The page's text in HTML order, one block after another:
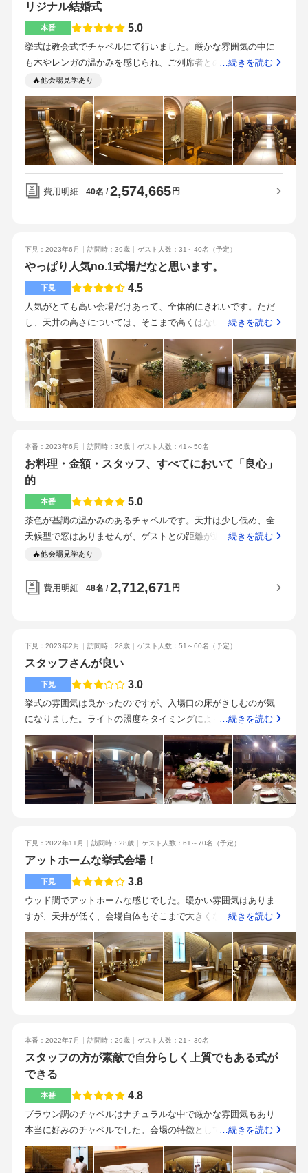
かりしており、予算とイメージを伝えれば可能な限り予算内に
収めてくれると思います。見積もりと実際の内容になるべく齟
が大切だと思います。こぢんまりとした、料理や雰囲気にこだ
リジナル結婚式
本番 5.0
挙式は教会式でチャペルにて行いました。厳かな雰囲気の中に
も木やレンガの温かみを感じられ、ご列席者との距離も近くて
アットホームなところが気に入りました。バージンロードに映
る様子も写真におさめられてとても素敵でした。披露宴会場に
選んだ万里は、ブラウンをベースにシックで落ち着いた雰囲気
でした。装花やテーブルテーブルコーディネートを白とブルー
系でまとめ、ご列席者へのサプライズとして持ち込みした箸置
きや写真立て等を座席に設置していただくこともでき、イメー
ジ通りの会場にしていただきました。当初の見積もりをご作成
いただく時点で、自分たちの要望をしっかりとヒアリングして
デザイン料・ライティングショー機材料・衣裳のブランド料お
よび差額料・1時間早めのお仕度料・引出物の1人当たりの金額
を増額・内祝い手配分の増額などまた、持ち込みによる増額は
カメラマン20,000円のみで、ペーパーアイテムやムービーの持
ち込み料はかかりませんでした。以下、値下がりした項目で
持ち込み45,000円減額・ムービーの持ち込み70,000円減額・新
郎のウイングカラーの持ち込み12,000円減額また、以下の特典
もありました。・スクリーンとプロジェクターにかかる費用
は、ホテル内でムービーを注文すると50%引き。・ライティン
ネiのコースを軸にスープ・ソルベ・お魚を別のコースのものと
差し替え、試食会にて実際にいただいたメニューの中から自分
たち好みの内容に変更しました。ご列席者からもお料理が本当
み物はウェルカムドリンクも披露宴にてご提供いただけるた
め、ベーシックのメニューで十分かと思います。jr線と地下鉄を
利用でき、飯田橋駅と水道橋駅の2駅が最寄駅となるため、各方
面のご列席者からもアクセスは良いです。大通りから中に入っ
たところにあるため、周りが静かなところも良いと思います。
スタッフさんが素晴らしいの一言に尽きます。フェアにてご対
でしたが、しっかり引き継ぎを行ってくださり、お話の認識の
違い等一切滞りなく進めさせていただくことができました。そ
の後試食会や打ち合わせで伺った際も必ずお声がけくださり、
結婚式当日も会いに来てくださるくらい、温かいお人柄でし
た。プランナーさんもとても優しく、何でもご相談させていた
た。自分たちの資料に細かく目を通してくださり、各部門のス
タッフさんとも密に連携を取っておられ、当日お世話になった
キャプテンさん・介添さん・フロアスタッフの方々とも共通認
識を持っていてくださいました。不安なことは何もありません
お話を聞き、全員に心のこもったおもてなしをしてくださった
ことに、式を終えてからも感動しています。・スタッフさんの
と称される美味しいお料理・どの項目においても費用以上のク
オリティであること・衣裳定額プラン制度があり、よく聞くよ
うな衣裳料20万円増額ということがないこと・ホテルのため前
泊や当日泊ができ、ゲストだけでなく新郎新婦にも移動の負担
が少なくできることエドモントさんにて結婚式を挙げたいと決
め手になったのは、お料理の美味しさ、スタッフさんのご対応
の素晴らしさやプロフェッショナルとしてチームで支えてくだ
さると感じたところです。右も左も分からない中で準備を行う
はもちろん、疑問点や不安に感じていること等も全て言葉にし
てお伝えした方が、プランナーさんからのアドバイスをしっか
りと理解でき、より良い方向に進むことができると思います。
…続きを読む
他会場見学あり
費用明細 40名 2,574,665 円
下見：2023年6月 訪問時：39歳 ゲスト人数：31～40名 （予定）
やっぱり人気no.1式場だなと思います。
下見 4.5
人気がとても高い会場だけあって、全体的にきれいです。ただ
し、天井の高さについては、そこまで高くはないということ
と、独立型チャペルではないので、その部分については、好き
嫌いが分かれるかと思います。1階の会場を案内していただきま
した。天井も高く、前室も完備してあります。ライトアップな
どもできるということなので、楽しみです。全体的なお値段に
ついては、とても安いと感じています。特に料理の味と値段の
ステーキでしたが、黒毛和牛と言われても気づかないレベルの
上質なお肉でした。地下鉄東西線でからは、徒歩2分くらいで到
着します。それ以外の路線を使っても5分程度で到着するので、
とても近いです。男性のスタッフの方ですが、とても知識が深
答えていただける姿はとても好印象を受けます。料理について
は、目移りしてしまうので、これ！と決めたら、十分だとオッ
もいます。おそらくどれを選んでもクオリティは高いです。コ
で、東京で挙げるならおすすめです。
…続きを読む
本番：2023年6月 訪問時：36歳 ゲスト人数：41～50名
お料理・金額・スタッフ、すべてにおいて「良心」
的
本番 5.0
茶色が基調の温かみのあるチャペルです。天井は少し低め、全
天候型で窓はありませんが、ゲストとの距離が近くこじんまり
とした印象に振っているため、圧迫感は一切感じませんでし
た。ベージュの絨毯にホワイトの壁が明るい雰囲気の会場で
す。尖った色味ではないので、装花やドレスの色味を選ばない
な青い花を入れたら若干値上がり）元々の見積もりがきちんと
現実を反映して作られていたし、どれも「上がってもいいから
やる！」と覚悟の上で決断したので納得しています。仕事の繁
忙期の兼ね合いで日曜挙式になった結果、いきなり何もしてい
ないのに値下がりしました（笑）式場からの割引はスクリー
ン・プロジェクター代50％off(持ち込みの場合は割引なし)、司会
者費用20%offなど。節約のためにしたことは、・オープニング
ムービーを自作（発注すると7万円程度）・ブライダルインナー
持ち込み（3万円が半額程度に）・ファーストバイトする気がな
かったのでディスプレイのケーキにウェディングフェアの時に
いただいたステーキと、デザートのベリーソース入り抹茶ムー
でしたが、とてもバランスが良く、どうしても自分たちも食べ
たかったためこちらで行きました。私たちはやりませんでした
が、一品ずつ変更・グレードアップも可能です。また、招待客
のアレルギー対応メニューなどもきめ細かく対応してくれま
す。飯田橋と水道橋、2駅が徒歩圏内なのでアクセスは抜群で
す。招待客は東京駅から来る方が多かったので助かりました。
ここが本当に素晴らしかった！見学時の担当の方が誠実で、そ
れで決めた節もあるほど。プランナーの方もいつも明快で、や
るべきことをきっちり示してフォローもしてくださるのでとて
も安心感がありました。ドレスや美容関係のスタッフも、こち
らに似合うものや色をすっと押しつけがましくなく提案してく
きたため、朝挙式予定の方は前泊がおすすめです。特に当日の
新婦は朝早いので。・フェアの時点から信頼できる担当者・現
実に即した見積 （本当に予想外の値上がり・説明漏れなどが
一切なかった）・とてもおいしかったお料理上記3点が他に見学
した式場と比べてもダントツでした。また、ウェディングフェ
アから「ゆっくり検討してくださいね」というスタンスで、決
せの営業スタイルが苦手な方にもこの会場はおすすめです。
…続きを読む
他会場見学あり
費用明細 48名 2,712,671 円
下見：2023年2月 訪問時：28歳 ゲスト人数：51～60名 （予定）
スタッフさんが良い
下見 3.0
挙式の雰囲気は良かったのですが、入場口の床がきしむのが気
になりました。ライトの照度をタイミングによって切り替える
ことができるところが良いと思います。披露宴会場は広々とし
ているため、迫力のある会場でした。光の演出も色々できるみ
たいです。お値段はとにかく安いです。お料理が人気とのこと
でしたが、個人的にはあまり好みではありませんでした。駅か
らも近く、迷うことなくたどり着けると思います。周りの景色
した。質問にも細かく答えてくれました。スタッフさんがとて
も丁寧。とにかく安く済ませたいカップルにおすすめ。
…続きを読む
下見：2022年11月 訪問時：28歳 ゲスト人数：61～70名 （予定）
アットホームな挙式会場！
下見 3.8
ウッド調でアットホームな感じでした。暖かい雰囲気はありま
すが、天井が低く、会場自体もそこまで大きくないので少し窮
屈感があります。床が一面絨毯で、ホテルウェディングといっ
た感じのラグジュアリーな雰囲気でした。天井が高く開放感は
ありますが、床の絨毯に柄があるので、会場のコーディネート
が難しそうな印象です。とにかく安いです！ある程度必要な項
目は入れてもらい、別途かかりそうな項目も確認しましたが、
料理には力を入れているそうで、お肉も柔らかくとても美味し
かったです！わりと駅からは近いようですが、出口によっては
少し迷うかも？という印象でした。飯田橋駅の周りは交通量も
多く、落ち着いた雰囲気の駅ではないので、気になる方は気に
り、式場や披露宴会場の特徴なども細かく説明してくれてとて
も親切でした。お料理が美味しいところがいいと思っていたの
で、お料理に拘りがあったり試食の時点で美味しい！と思えた
点はよかったと思います。チャペルの広さは好みが分かれると
…続きを読む
本番：2022年7月 訪問時：29歳 ゲスト人数：21～30名
スタッフの方が素敵で自分らしく上質でもある式が
できる
本番 4.8
ブラウン調のチャペルはナチュラルな中で厳かな雰囲気もあり
本当に好みのチャペルでした。会場の特徴としてチャペル、美
容室、衣裳室、写真室が同じフロアにあります。また、今回選
んだ披露宴会場である千鳥も同じフロアだったので移動が少な
…続きを読む